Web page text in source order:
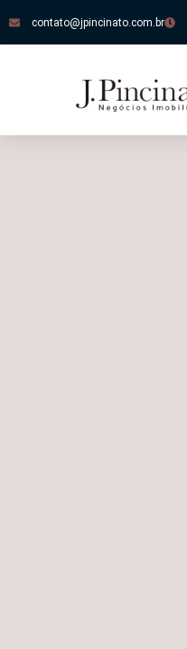
contato@jpincinato.com.br